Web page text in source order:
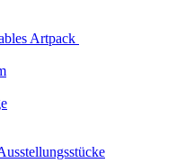
Artpack